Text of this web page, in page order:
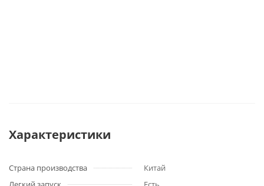
Характеристики
Страна производства
Китай